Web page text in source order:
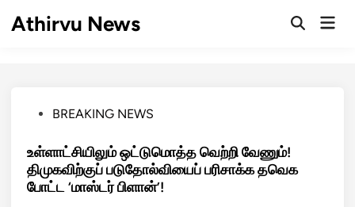
Athirvu News
OpenMain
PostedBREAKING NEWS
உள்ளாட்சியிலும் ஒட்டுமொத்த வெற்றி வேணும்!
திமுகவிற்குப் படுதோல்வியைப் பரிசாக்க தவெக
போட்ட ‘மாஸ்டர் பிளான்’!